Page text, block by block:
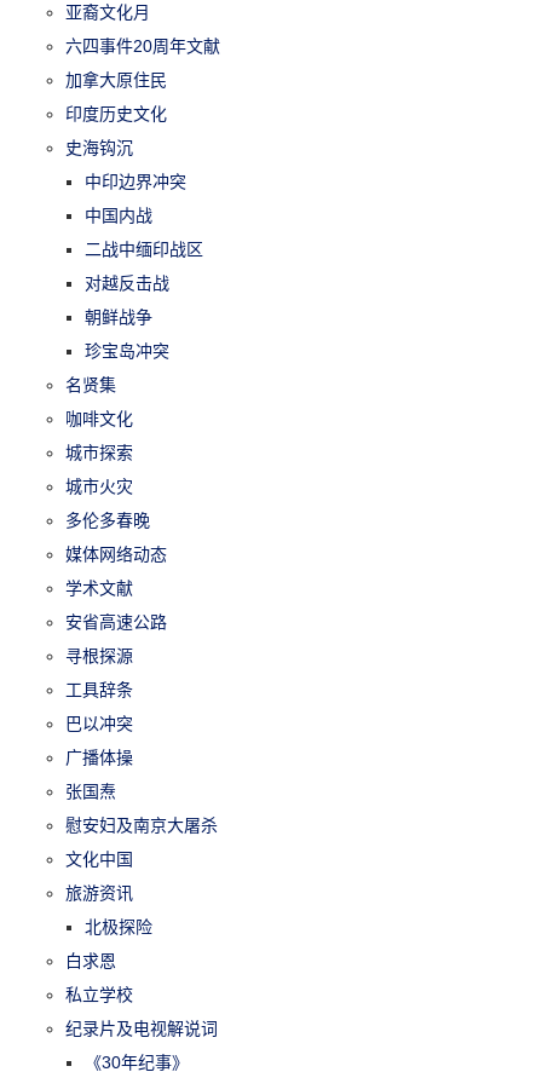
亚裔文化月
六四事件20周年文献
加拿大原住民
印度历史文化
史海钩沉
中印边界冲突
中国内战
二战中缅印战区
对越反击战
朝鲜战争
珍宝岛冲突
名贤集
咖啡文化
城市探索
城市火灾
多伦多春晚
媒体网络动态
学术文献
安省高速公路
寻根探源
工具辞条
巴以冲突
广播体操
张国焘
慰安妇及南京大屠杀
文化中国
旅游资讯
北极探险
白求恩
私立学校
纪录片及电视解说词
《30年纪事》